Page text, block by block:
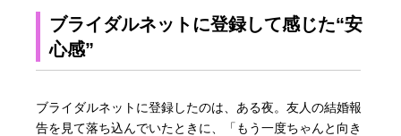
ブライダルネットに登録して感じた“安
心感”
ブライダルネットに登録したのは、ある夜。友人の結婚報
告を見て落ち込んでいたときに、「もう一度ちゃんと向き